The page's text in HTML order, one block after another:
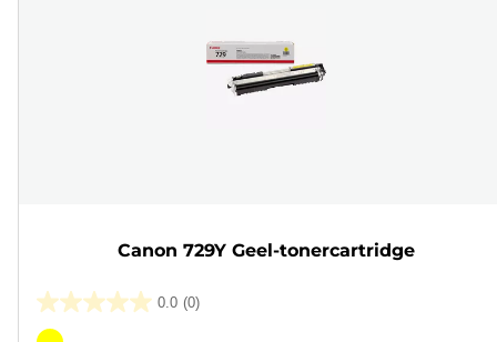
Canon 729Y Geel-tonercartridge
0.0 (0)
0.0